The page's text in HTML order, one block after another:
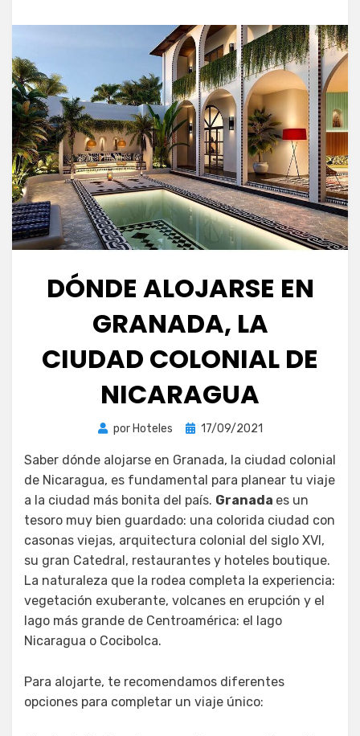
DÓNDE ALOJARSE EN
GRANADA, LA
CIUDAD COLONIAL DE
NICARAGUA
por Hoteles
Publicada
17/09/2021
Saber dónde alojarse en Granada, la ciudad colonial
de Nicaragua, es fundamental para planear tu viaje
a la ciudad más bonita del país. Granada es un
tesoro muy bien guardado: una colorida ciudad con
casonas viejas, arquitectura colonial del siglo XVI,
su gran Catedral, restaurantes y hoteles boutique.
La naturaleza que la rodea completa la experiencia:
vegetación exuberante, volcanes en erupción y el
lago más grande de Centroamérica: el lago
Nicaragua o Cocibolca.
Para alojarte, te recomendamos diferentes
opciones para completar un viaje único: